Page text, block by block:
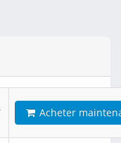
Acheter